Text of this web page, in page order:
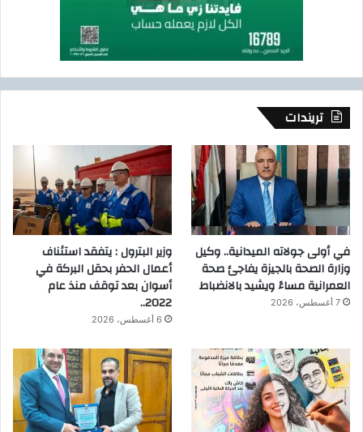
تريندات
في أولى جولاته الميدانية.. وكيل
وزارة الصحة بالجيزة يفاجئ صحة
العمرانية مساءً ويشيد بالانضباط
7 أغسطس، 2026
وزير البترول : يتفقد استئناف
أعمال الحفر بحقل البركة في
أسوان بعد توقف منذ عام
2022..
6 أغسطس، 2026